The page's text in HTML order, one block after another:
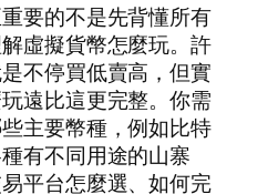
要的不是先背懂所有
虛擬貨幣怎麼玩。許
不停買低賣高，但實
遠比這更完整。你需
主要幣種，例如比特
有不同用途的山寨
平台怎麼選、如何完